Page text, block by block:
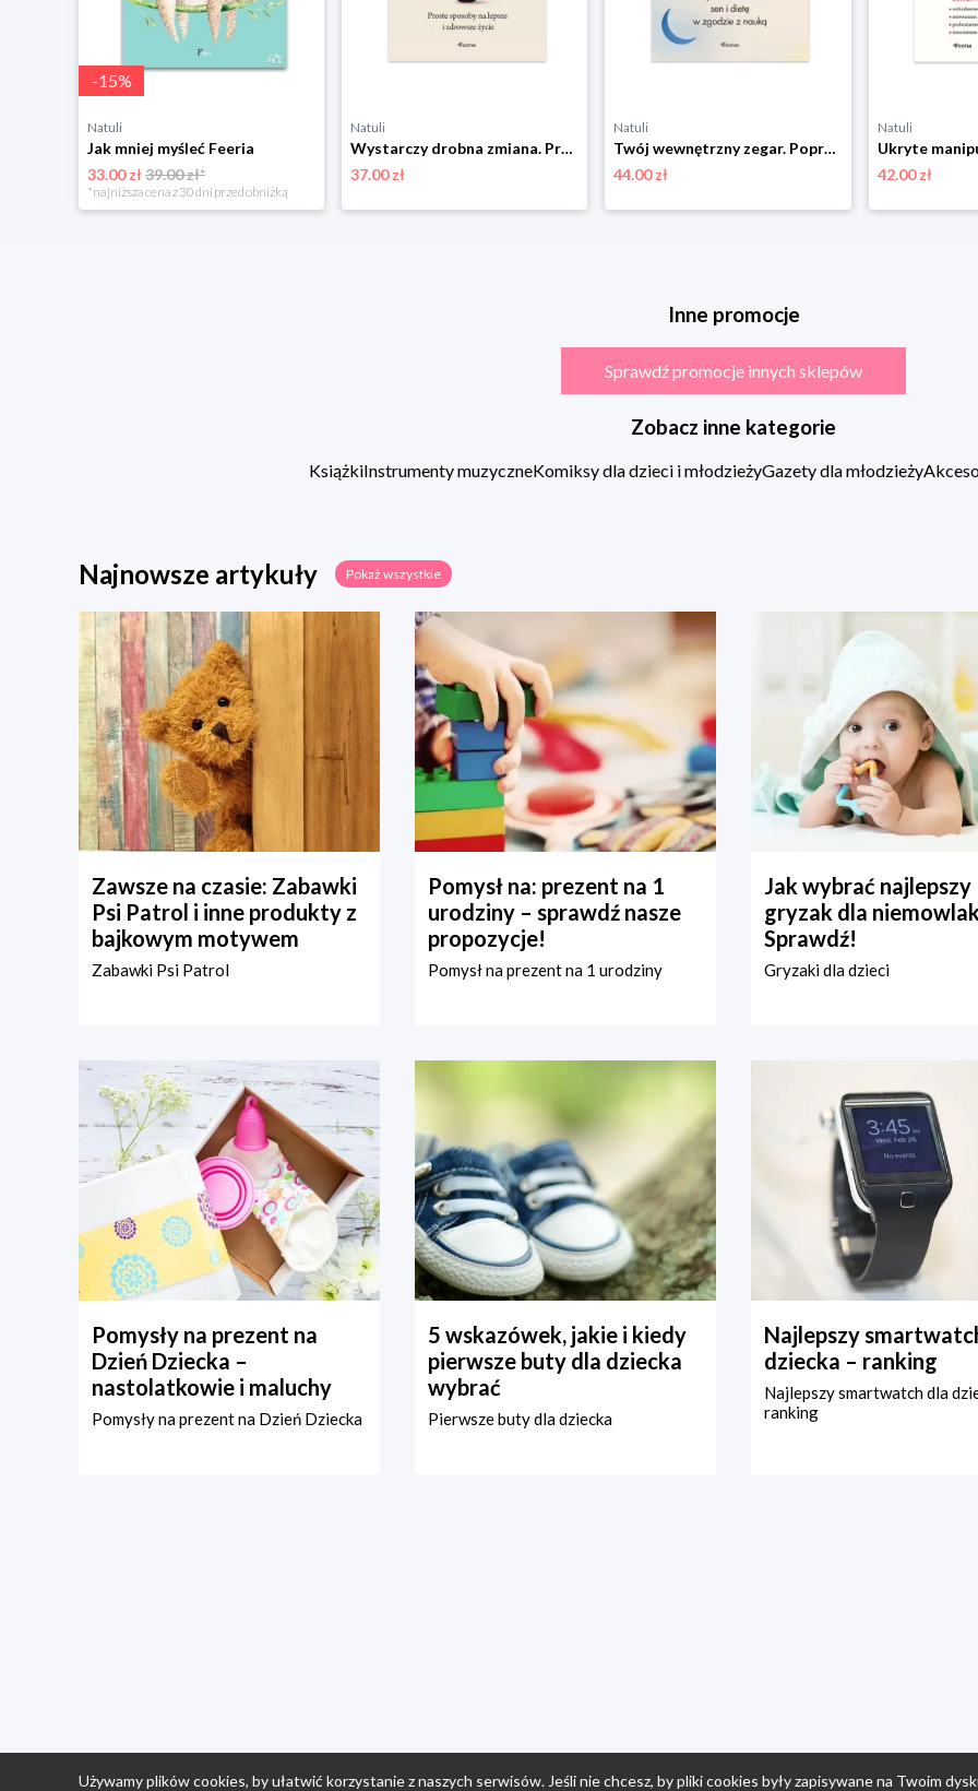
-15%
Natuli
Jak mniej myśleć Feeria
33.00 zł39.00 zł*
*najniższa cena z 30 dni przed obniżką
Natuli
Wystarczy drobna zmiana. Proste sposoby na lepsze i zdrowsze życie Feeria
37.00 zł
Natuli
Twój wewnętrzny zegar. Popraw zdrowie, sen i dietę w zgodzie z nauką Feeria
44.00 zł
Natuli
42.00 zł
Inne promocje
Sprawdź promocje innych sklepów
Zobacz inne kategorie
KsiążkiInstrumenty muzyczneKomiksy dla dzieci i młodzieżyGazety dla młodzieży
Najnowsze artykuły Pokaż wszystkie
Zawsze na czasie: Zabawki
Psi Patrol i inne produkty z
bajkowym motywem
Zabawki Psi Patrol
Pomysł na: prezent na 1
urodziny – sprawdź nasze
propozycje!
Pomysł na prezent na 1 urodziny
Jak wybrać najlepszy
gryzak dla
Sprawdź!
Gryzaki dla dzieci
Pomysły na prezent na
Dzień Dziecka –
nastolatkowie i maluchy
Pomysły na prezent na Dzień Dziecka
5 wskazówek, jakie i kiedy
pierwsze buty dla dziecka
wybrać
Pierwsze buty dla dziecka
Najlepszy
dziecka – ranking
Najlepszy smartwatch dla
ranking
Używamy plików cookies, by ułatwić korzystanie z naszych serwisów. Jeśli nie chcesz, by pliki cookies były zapisywane na Twoim